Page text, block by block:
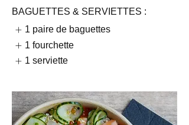
BAGUETTES & SERVIETTES :
1 paire de baguettes
1 fourchette
1 serviette